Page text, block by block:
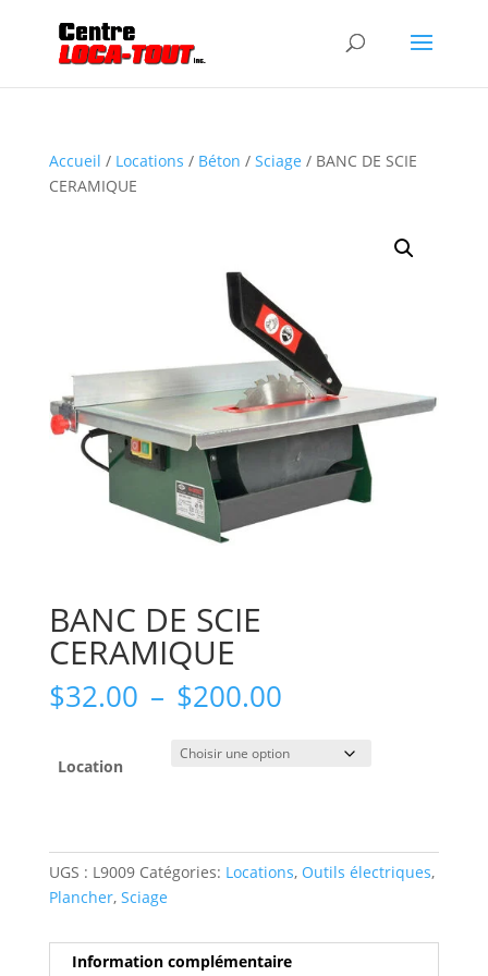
Accueil / Locations / Béton / Sciage / BANC DE SCIE
CERAMIQUE
BANC DE SCIE
CERAMIQUE
$32.00 – $200.00Plage
prix :
$32.00
Location
UGS : L9009 Catégories: Locations, Outils électriques,
Plancher, Sciage
Information complémentaire